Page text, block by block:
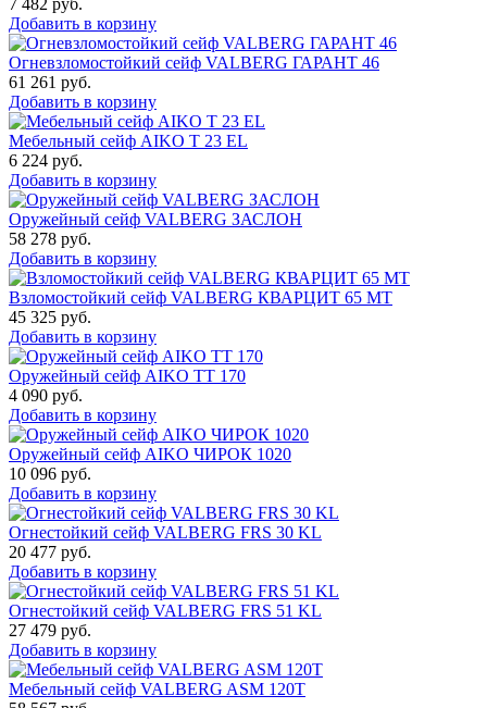
Добавить в корзину
Огневзломостойкий сейф VALBERG ГАРАНТ 46
61 261 руб.
Добавить в корзину
Мебельный сейф AIKO Т 23 EL
6 224 руб.
Добавить в корзину
Оружейный сейф VALBERG ЗАСЛОН
58 278 руб.
Добавить в корзину
Взломостойкий сейф VALBERG КВАРЦИТ 65 МТ
45 325 руб.
Добавить в корзину
Оружейный сейф AIKO TT 170
4 090 руб.
Добавить в корзину
Оружейный сейф AIKO ЧИРОК 1020
10 096 руб.
Добавить в корзину
Огнестойкий сейф VALBERG FRS 30 KL
20 477 руб.
Добавить в корзину
Огнестойкий сейф VALBERG FRS 51 KL
27 479 руб.
Добавить в корзину
Мебельный сейф VALBERG ASM 120T